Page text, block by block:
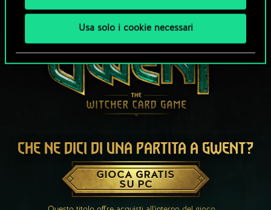
Usa solo i cookie necessari
CHE NE DICI DI UNA PARTITA A GWENT?
GIOCA GRATIS
SU PC